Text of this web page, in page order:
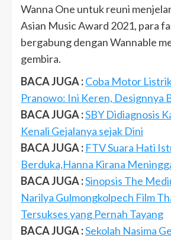
Wanna One untuk reuni
Asian Music Award 2021, para
bergabung dengan Wannable
gembira.
BACA JUGA :Coba Motor
Pranowo: Ini Keren, Designnya
BACA JUGA :SBY Didiagnosis
Kenali Gejalanya sejak Dini
BACA JUGA : FTV Suara Hati
Berduka,Hanna Kirana
BACA JUGA :Sinopsis The
Narilya Gulmongkolpech Film
Tersukses yang Pernah Tayang
BACA JUGA :Sekolah Nasima